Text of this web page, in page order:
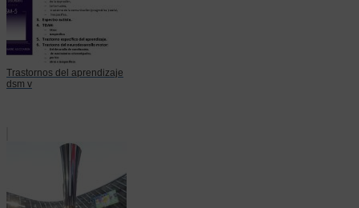
Trastornos del aprendizaje
dsm v